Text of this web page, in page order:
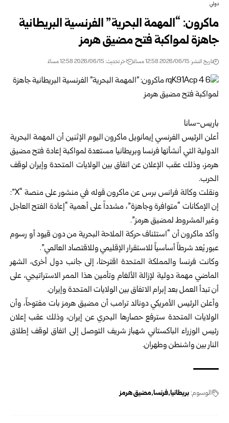
دولي
ماكرون: “المهمة البحرية” الفرنسية البريطانية
جاهزة لمواكبة فتح مضيق ‏هرمز
تاريخ النشر: 2026/06/15 12:58 مساءً اخر تحديث: 2026/06/15 12:58 مساءً
باريس-سانا‏
أعلن الرئيس الفرنسي إيمانويل ماكرون اليوم الإثنين أن المهمة البحرية
‏الدولية التي أنشأتها فرنسا وبريطانيا مستعدة لمواكبة إعادة فتح مضيق
‏هرمز، وذلك عقب الإعلان عن ⁠اتفاق ‏بين الولايات المتحدة وإيران لوقف
‏الحرب.‏
ونقلت وكالة فرانس برس عن ماكرون قوله في منشور على منصة “‏X‏”:
إن ‏الإمكانات “متوافرة وجاهزة”، مشدداً على أهمية “إعادة الفتح العاجل
وغير ‏المشروط لمضيق هرمز”.‏
وأكد ماكرون أن “استئناف حركة الملاحة البحرية من دون قيود أو رسوم
‏عبور يُعد شرطاً أساسياً للاستقرار الإقليمي وللاقتصاد العالمي”.‏
وكانت فرنسا والمملكة المتحدة اقترحتا، إلى جانب دول أخرى، الشهر
‏الماضي مهمة دولية لإزالة الألغام وتأمين هذا الممر الاستراتيجي، على
أن ‏تبدأ العمل بعد إبرام الاتفاق بين الولايات المتحدة وإيران.‏
وأعلن الرئيس الأمريكي دونالد ترامب أن مضيق هرمز بات مفتوحاً، ‏وأن
‏الولايات المتحدة سترفع حصارها البحري عن إيران، وذلك عقب إعلان
‏رئيس الوزراء ‏الباكستاني شهباز شريف التوصل إلى اتفاق لوقف إطلاق
‏النار بين واشنطن ‏وطهران.‏
الوسوم:بريطانيا فرنسا مضيق هرمز